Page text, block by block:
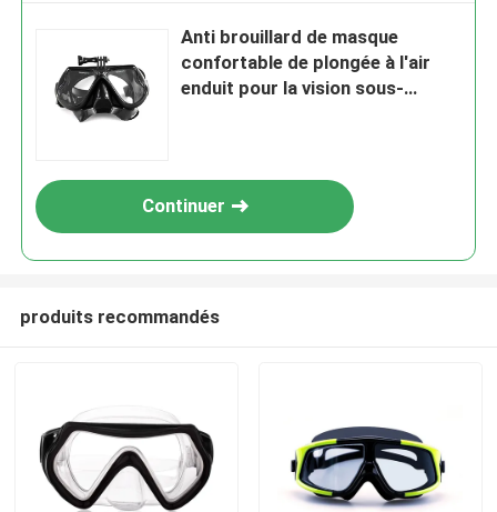
Anti brouillard de masque
confortable de plongée à l'air
enduit pour la vision sous-
Continuer
produits recommandés